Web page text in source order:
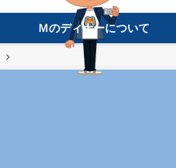
Ｍのディナーについて